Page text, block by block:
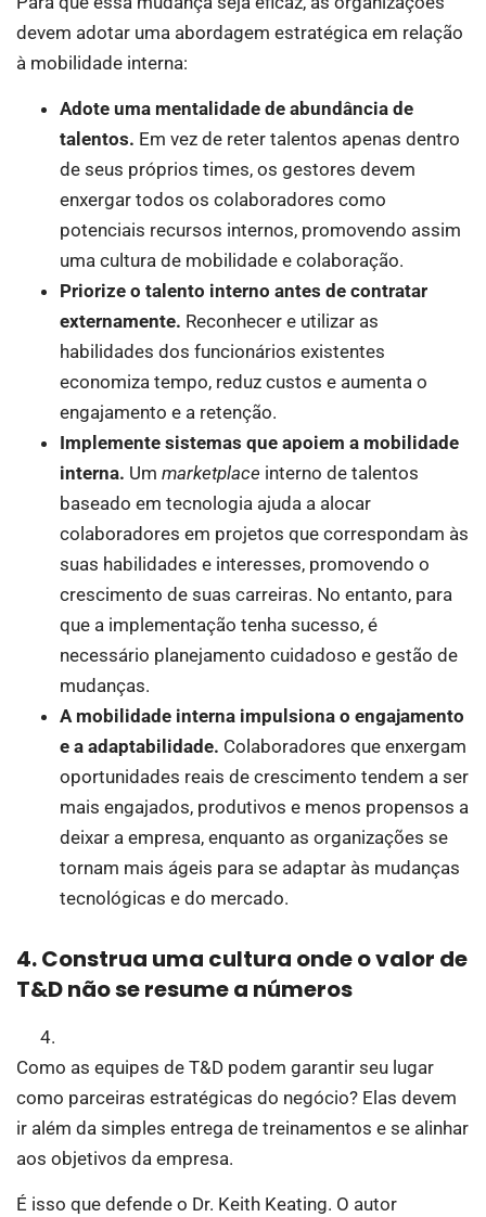
devem adotar uma abordagem estratégica em relação
à mobilidade interna:
Adote uma mentalidade de abundância de
talentos. Em vez de reter talentos apenas dentro
de seus próprios times, os gestores devem
enxergar todos os colaboradores como
potenciais recursos internos, promovendo assim
uma cultura de mobilidade e colaboração.
Priorize o talento interno antes de contratar
externamente. Reconhecer e utilizar as
habilidades dos funcionários existentes
economiza tempo, reduz custos e aumenta o
engajamento e a retenção.
Implemente sistemas que apoiem a mobilidade
interna. Um marketplace interno de talentos
baseado em tecnologia ajuda a alocar
colaboradores em projetos que correspondam às
suas habilidades e interesses, promovendo o
crescimento de suas carreiras. No entanto, para
que a implementação tenha sucesso, é
necessário planejamento cuidadoso e gestão de
mudanças.
A mobilidade interna impulsiona o engajamento
e a adaptabilidade. Colaboradores que enxergam
oportunidades reais de crescimento tendem a ser
mais engajados, produtivos e menos propensos a
deixar a empresa, enquanto as organizações se
tornam mais ágeis para se adaptar às mudanças
tecnológicas e do mercado.
4. Construa uma cultura onde o valor de
T&D não se resume a números
Como as equipes de T&D podem garantir seu lugar
como parceiras estratégicas do negócio? Elas devem
ir além da simples entrega de treinamentos e se alinhar
aos objetivos da empresa.
É isso que defende o Dr. Keith Keating. O autor